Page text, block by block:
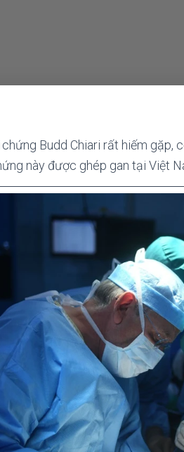
Budd Chiari rất hiếm gặp,
này được ghép gan tại Việt